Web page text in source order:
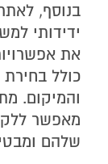
בנוסף,
ידידותי
את
כולל
והמיקום.
מאפשר
שלהם